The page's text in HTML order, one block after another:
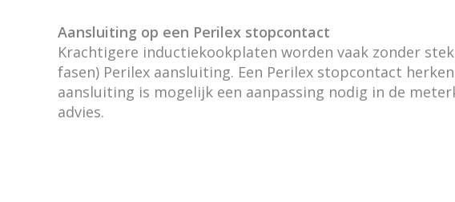
Aansluiting op een Perilex stopcontact
Krachtigere inductiekookplaten worden vaak zonder
fasen) Perilex aansluiting. Een Perilex stopcontact
aansluiting is mogelijk een aanpassing nodig in de
advies.